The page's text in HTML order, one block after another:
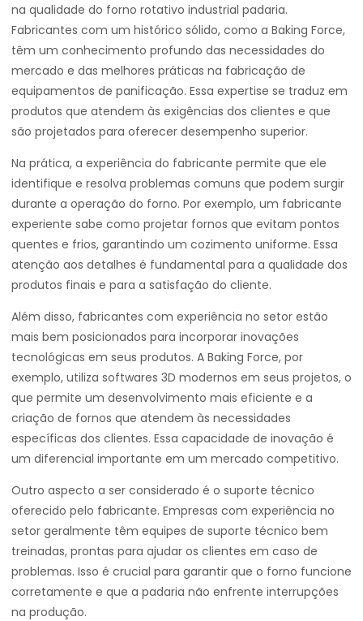
na qualidade do forno rotativo industrial padaria.
Fabricantes com um histórico sólido, como a Baking Force,
têm um conhecimento profundo das necessidades do
mercado e das melhores práticas na fabricação de
equipamentos de panificação. Essa expertise se traduz em
produtos que atendem às exigências dos clientes e que
são projetados para oferecer desempenho superior.
Na prática, a experiência do fabricante permite que ele
identifique e resolva problemas comuns que podem surgir
durante a operação do forno. Por exemplo, um fabricante
experiente sabe como projetar fornos que evitam pontos
quentes e frios, garantindo um cozimento uniforme. Essa
atenção aos detalhes é fundamental para a qualidade dos
produtos finais e para a satisfação do cliente.
Além disso, fabricantes com experiência no setor estão
mais bem posicionados para incorporar inovações
tecnológicas em seus produtos. A Baking Force, por
exemplo, utiliza softwares 3D modernos em seus projetos, o
que permite um desenvolvimento mais eficiente e a
criação de fornos que atendem às necessidades
específicas dos clientes. Essa capacidade de inovação é
um diferencial importante em um mercado competitivo.
Outro aspecto a ser considerado é o suporte técnico
oferecido pelo fabricante. Empresas com experiência no
setor geralmente têm equipes de suporte técnico bem
treinadas, prontas para ajudar os clientes em caso de
problemas. Isso é crucial para garantir que o forno funcione
corretamente e que a padaria não enfrente interrupções
na produção.